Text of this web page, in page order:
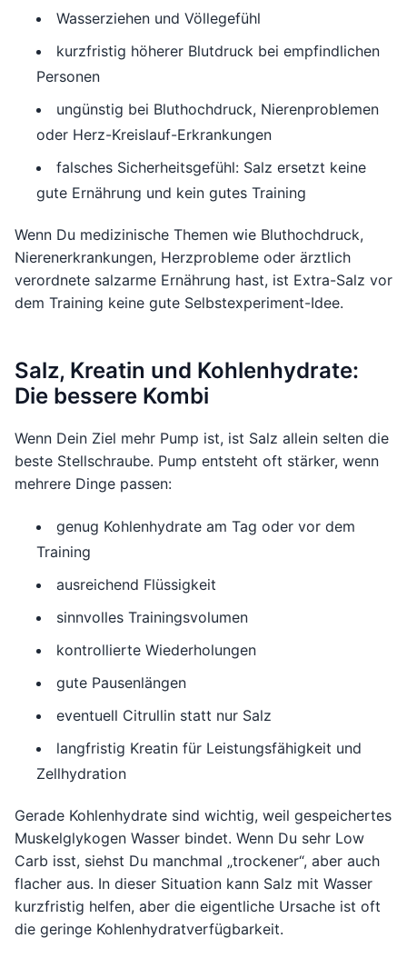
Wasserziehen und Völlegefühl
kurzfristig höherer Blutdruck bei empfindlichen
Personen
ungünstig bei Bluthochdruck, Nierenproblemen
oder Herz-Kreislauf-Erkrankungen
falsches Sicherheitsgefühl: Salz ersetzt keine
gute Ernährung und kein gutes Training
Wenn Du medizinische Themen wie Bluthochdruck,
Nierenerkrankungen, Herzprobleme oder ärztlich
verordnete salzarme Ernährung hast, ist Extra-Salz vor
dem Training keine gute Selbstexperiment-Idee.
Salz, Kreatin und Kohlenhydrate:
Die bessere Kombi
Wenn Dein Ziel mehr Pump ist, ist Salz allein selten die
beste Stellschraube. Pump entsteht oft stärker, wenn
mehrere Dinge passen:
genug Kohlenhydrate am Tag oder vor dem
Training
ausreichend Flüssigkeit
sinnvolles Trainingsvolumen
kontrollierte Wiederholungen
gute Pausenlängen
eventuell Citrullin statt nur Salz
langfristig Kreatin für Leistungsfähigkeit und
Zellhydration
Gerade Kohlenhydrate sind wichtig, weil gespeichertes
Muskelglykogen Wasser bindet. Wenn Du sehr Low
Carb isst, siehst Du manchmal „trockener“, aber auch
flacher aus. In dieser Situation kann Salz mit Wasser
kurzfristig helfen, aber die eigentliche Ursache ist oft
die geringe Kohlenhydratverfügbarkeit.